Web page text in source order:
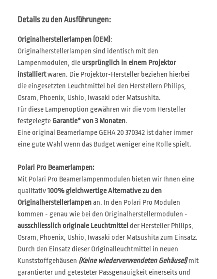
Details zu den Ausführungen:
Originalherstellerlampen (OEM):
Originalherstellerlampen sind identisch mit den
Lampenmodulen, die ursprünglich in einem Projektor
installiertwaren. Die Projektor-Hersteller beziehen hierbei
die eingesetzten Leuchtmittel bei den Herstellern Philips,
Osram, Phoenix, Ushio, Iwasaki oder Matsushita.
Für diese Lampenoption gewähren wir die vom Hersteller
festgelegte Garantie* von 3 Monaten.
Eine original Beamerlampe GEHA 20 370342 ist daher immer
eine gute Wahl wenn das Budget weniger eine Rolle spielt.
Polari Pro Beamerlampen:
Mit Polari Pro Beamerlampenmodulen bieten wir Ihnen eine
qualitativ100% gleichwertige Alternative zu den
Originalherstellerlampenan. In den Polari Pro Modulen
kommen - genau wie bei den Originalherstellermodulen -
ausschliesslich originale Leuchtmittel der Hersteller Philips,
Osram, Phoenix, Ushio, Iwasaki oder Matsushita zum Einsatz.
Durch den Einsatz dieser Originalleuchtmittel in neuen
Kunststoffgehäusen (Keine wiederverwendeten Gehäuse!)mit
garantierter und getesteter Passgenauigkeit einerseits und